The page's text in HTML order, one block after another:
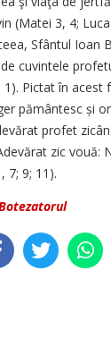
(Matei 3, 4;
Sfântul
cuvintele
Pictat în
pământesc și
profet
zic vouă:
7; 9; 11).